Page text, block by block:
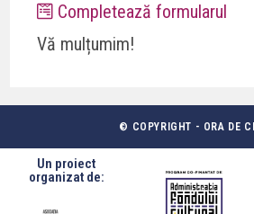
Completează formularul
Vă mulțumim!
© COPYRIGHT - ORA DE
Un proiect
organizat de: